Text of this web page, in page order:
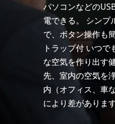
パソコンなどの
電できる。 シンプ
で、ボタン操作も
トラップ付 いつで
な空気を作り出す
先、室内の空気を
内（オフィス、車
により差があります